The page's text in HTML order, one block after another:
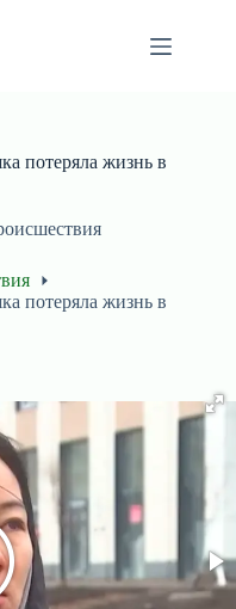
потеряла жизнь в
потеряла жизнь в